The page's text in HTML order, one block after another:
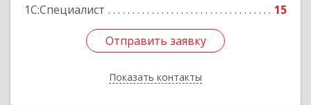
1С:Специалист
15
Отправить заявку
Показать контакты
Отправить заявку
Назад